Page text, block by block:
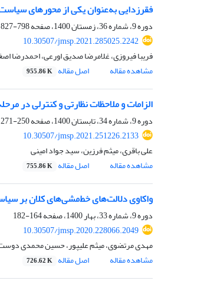
فقرزدایی به‌عنوان یکی از محورهای سیاست‌های
دوره 9، شماره 36، زمستان 1400، صفحه
798-827
10.30507/jmsp.2021.285025.2242
فریبا فیروزی، غلامرضا صدیق اورعی، احمدرضا
مشاهده مقاله
اصل مقاله 955.86 K
الزامات و ملاحظات نظارتی و کنترلی در
دوره 9، شماره 34، تابستان 1400، صفحه
250-271
10.30507/jmsp.2021.251226.2133
علی باقری، میثم فرزین، سید جواد امینی
مشاهده مقاله
اصل مقاله 755.86 K
واکاوی دلالت‌های خط‌مشی‌های کلان بر
دوره 9، شماره 33، بهار 1400، صفحه
164-182
10.30507/jmsp.2020.228066.2049
مهدی مرتضوی، میثم علیپور، حسین محمدی
مشاهده مقاله
اصل مقاله 726.62 K